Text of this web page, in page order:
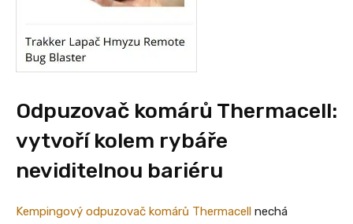
Odpuzovač komárů Thermacell:
vytvoří kolem rybáře
neviditelnou bariéru
Kempingový odpuzovač komárů Thermacell nechá